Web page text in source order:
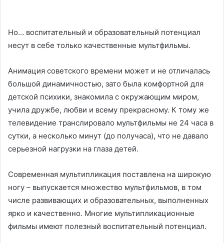
Но… воспитательный и образовательный потенциал
несут в себе только качественные мультфильмы.
Анимация советского времени может и не отличалась
большой динамичностью, зато была комфортной для
детской психики, знакомила с окружающим миром,
учила дружбе, любви и всему прекрасному. К тому же
телевидение транслировало мультфильмы не 24 часа в
сутки, а несколько минут (до получаса), что не давало
серьезной нагрузки на глаза детей.
Современная мультипликация поставлена на широкую
ногу – выпускается множество мультфильмов, в том
числе развивающих и образовательных, выполненных
ярко и качественно. Многие мультипликационные
фильмы имеют полезный воспитательный потенциал.